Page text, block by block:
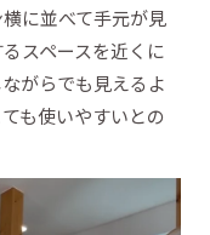
に並べて手元が見
スペースを近くに
がらでも見えるよ
も使いやすいとの